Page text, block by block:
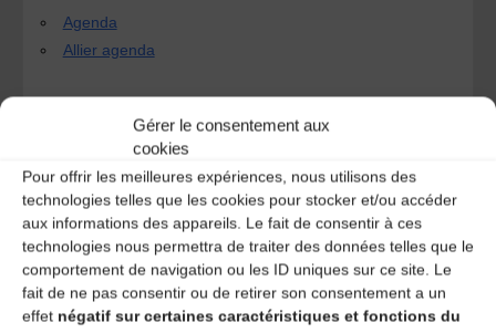
Gérer le consentement aux
cookies
Pour offrir les meilleures expériences, nous utilisons des
technologies telles que les cookies pour stocker et/ou accéder
aux informations des appareils. Le fait de consentir à ces
technologies nous permettra de traiter des données telles que le
comportement de navigation ou les ID uniques sur ce site. Le
fait de ne pas consentir ou de retirer son consentement a un
effet négatif sur certaines caractéristiques et fonctions du
Agenda
Allier agenda
Bal pour enfants
Initiation aux danses du Sud-Ouest
Laisser un
commentaire